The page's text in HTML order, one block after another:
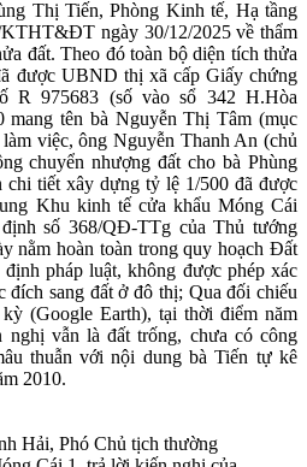
Thị Tiến, Phòng Kinh tế, Hạ tầng
ngày 30/12/2025 về thẩm
đất. Theo đó toàn bộ diện tích thửa
được UBND thị xã cấp Giấy chứng
R 975683 (số vào sổ 342 H.Hòa
mang tên bà Nguyễn Thị Tâm (mục
việc, ông Nguyễn Thanh An (chủ
chuyển nhượng đất cho bà Phùng
tiết xây dựng tỷ lệ 1/500 đã được
Khu kinh tế cửa khẩu Móng Cái
số 368/QĐ-TTg của Thủ tướng
nằm hoàn toàn trong quy hoạch Đất
pháp luật, không được phép xác
đích sang đất ở đô thị; Qua đối chiếu
(Google Earth), tại thời điểm năm
vẫn là đất trống, chưa có công
thuẫn với nội dung bà Tiến tự kê
2010.
Hải, Phó Chủ tịch thường